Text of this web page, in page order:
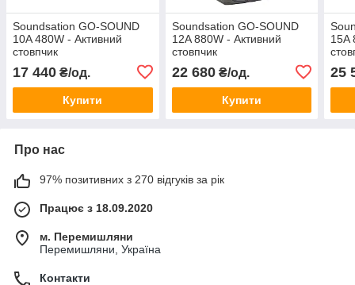
Soundsation GO-SOUND
10A 480W - Активний
стовпчик
17 440 ₴/од.
Купити
Soundsation GO-SOUND
12A 880W - Активний
стовпчик
22 680₴/од.
Купити
15A
25
Про нас
97% позитивних з 270 відгуків за рік
Працює з 18.09.2020
м. Перемишляни
Перемишляни, Україна
Контакти